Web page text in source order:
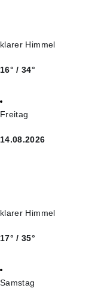
klarer Himmel
16° / 34°
Freitag
14.08.2026
klarer Himmel
17° / 35°
Samstag